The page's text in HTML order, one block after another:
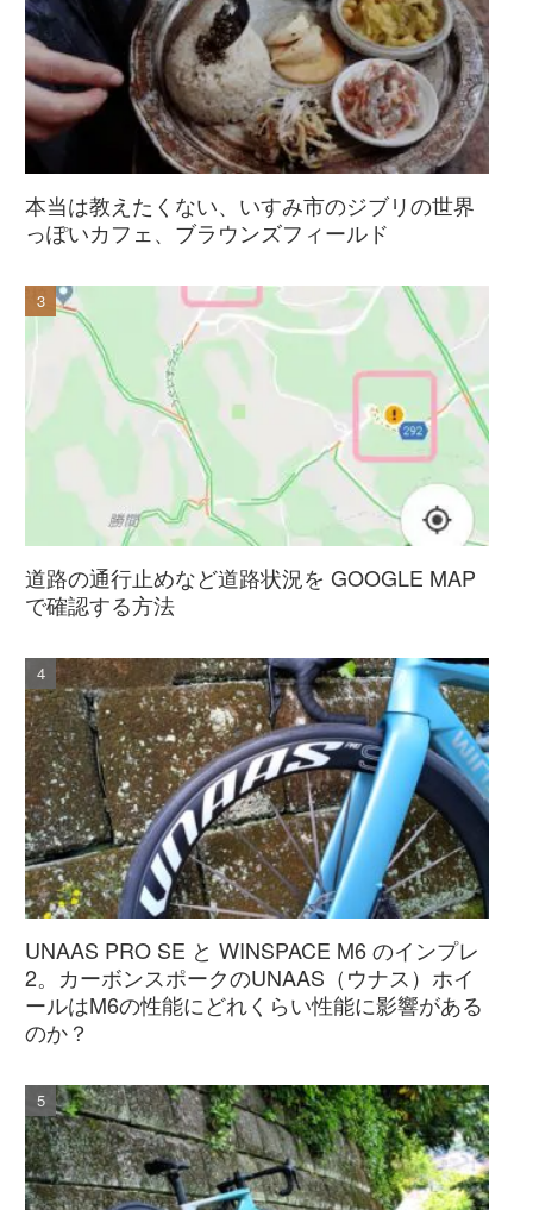
本当は教えたくない、いすみ市のジブリの世界
っぽいカフェ、ブラウンズフィールド
道路の通行止めなど道路状況を GOOGLE MAP
で確認する方法
UNAAS PRO SE と WINSPACE M6 のインプレ
2。カーボンスポークのUNAAS（ウナス）ホイ
ールはM6の性能にどれくらい性能に影響がある
のか？